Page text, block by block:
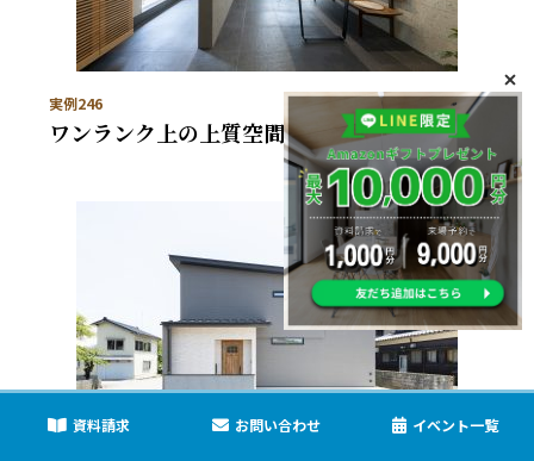
実例246
ワンランク上の上質空間な事務所
資料請求 お問い合わせ イベント一覧